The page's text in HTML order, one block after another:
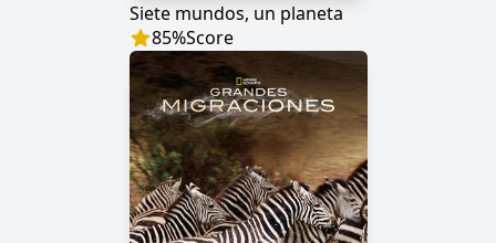
Siete mundos, un planeta
85%Score